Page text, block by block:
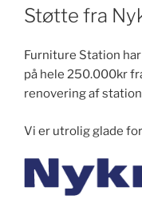
DEN
Støtte fra
Furniture Station
på hele 250.000kr
renovering af
Vi er utrolig glade